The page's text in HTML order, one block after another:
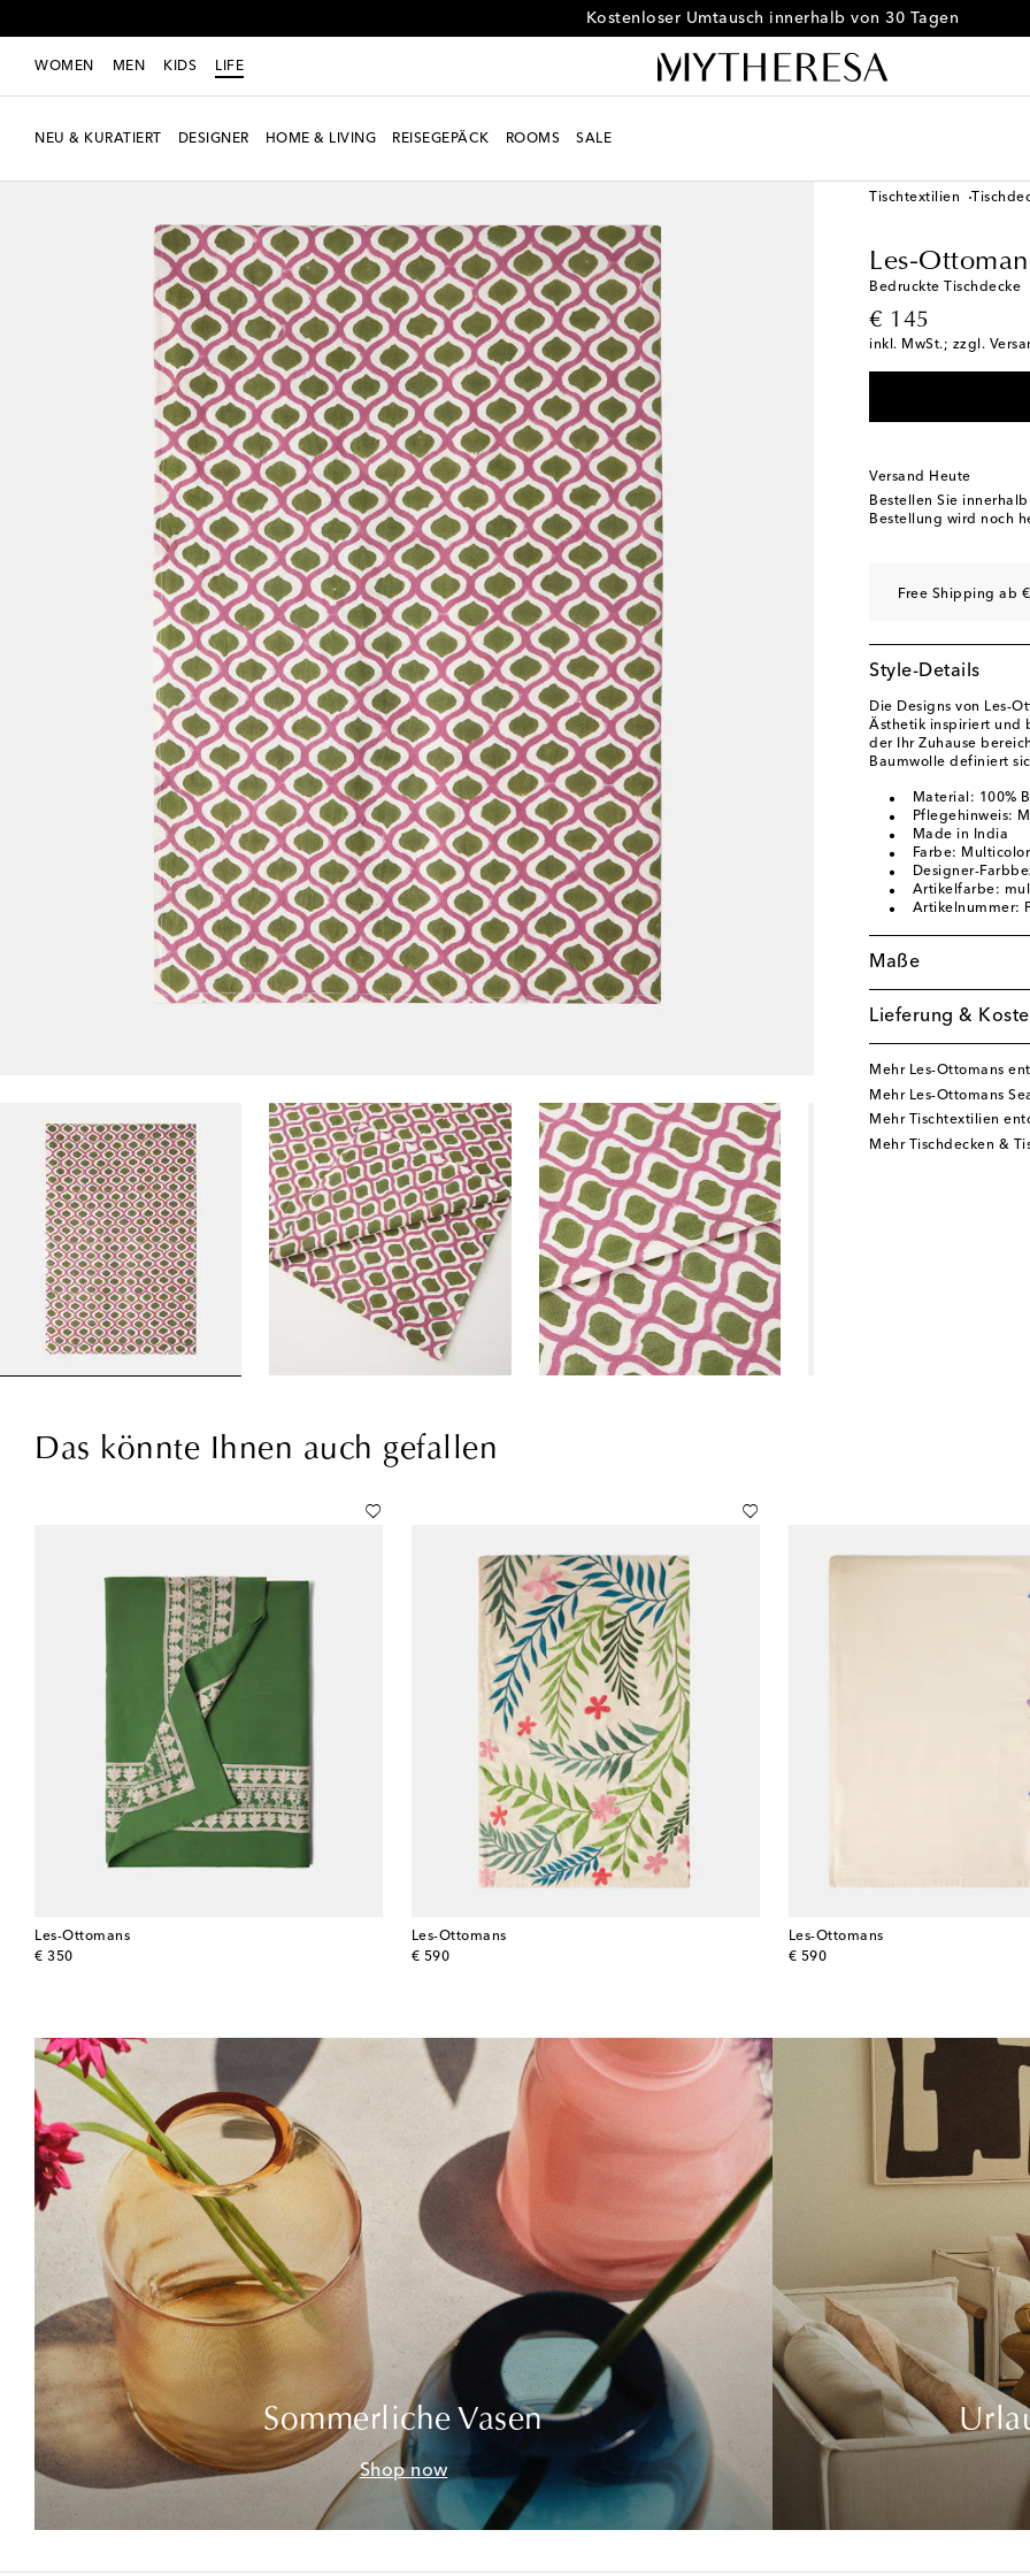
Kostenloser Umtausch innerhalb von 30 Tagen
WOMEN MEN KIDS LIFE
NEU & KURATIERT DESIGNER HOME & LIVING REISEGEPÄCK ROOMS SALE
Tischtextilien
Les-
Bedruckte Tischdecke
€ 145
original price
inkl. MwSt.; zzgl.
Versand Heute
Bestellen Sie innerhalb
Bestellung wird noch
Free Shipping ab
Style-Details
Die Designs von Les-
Ästhetik inspiriert und
der Ihr Zuhause
Baumwolle definiert
Material: 100%
Pflegehinweis:
Made in India
Farbe: Multicolor
Designer-
Artikelfarbe:
Artikelnummer:
Maße
Lieferung &
Mehr Les-Ottomans
Mehr Les-Ottomans
Mehr Tischtextilien
Mehr Tischdecken &
Das könnte Ihnen auch gefallen
Les-Ottomans
€ 350
original price
Les-Ottomans
€ 590
original price
Les-Ottomans
€ 590
original price
Sommerliche Vasen
Shop now